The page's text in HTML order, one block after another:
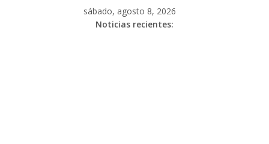
sábado, agosto 8, 2026
Noticias recientes: